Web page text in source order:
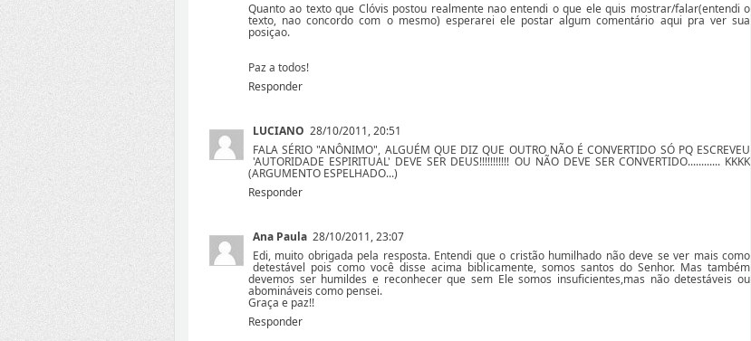
Quanto ao texto que Clóvis postou realmente nao entendi o que ele quis mostrar/falar(entendi o
texto, nao concordo com o mesmo) esperarei ele postar algum comentário aqui pra ver sua
posiçao.
Paz a todos!
Responder
LUCIANO 28/10/2011, 20:51
FALA SÉRIO "ANÔNIMO", ALGUÉM QUE DIZ QUE OUTRO NÃO É CONVERTIDO SÓ PQ ESCREVEU
'AUTORIDADE ESPIRITUAL' DEVE SER DEUS!!!!!!!!!!! OU NÃO DEVE SER CONVERTIDO............ KKKK
(ARGUMENTO ESPELHADO...)
Responder
Ana Paula 28/10/2011, 23:07
Edi, muito obrigada pela resposta. Entendi que o cristão humilhado não deve se ver mais como
detestável pois como você disse acima biblicamente, somos santos do Senhor. Mas também
devemos ser humildes e reconhecer que sem Ele somos insuficientes,mas não detestáveis ou
abomináveis como pensei.
Graça e paz!!
Responder